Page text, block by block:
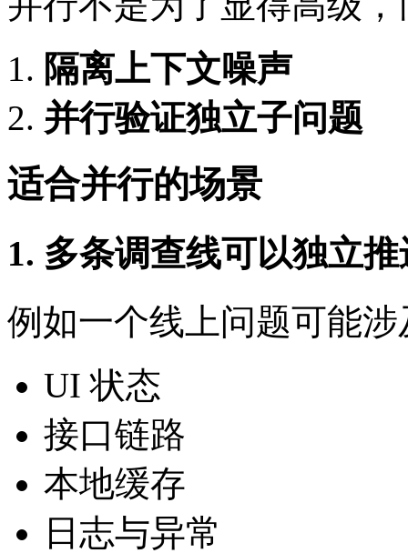
隔离上下文噪声
并行验证独立子问题
适合并行的场景
1. 多条调查线可以独立推
例如一个线上问题可能涉
UI 状态
接口链路
本地缓存
日志与异常